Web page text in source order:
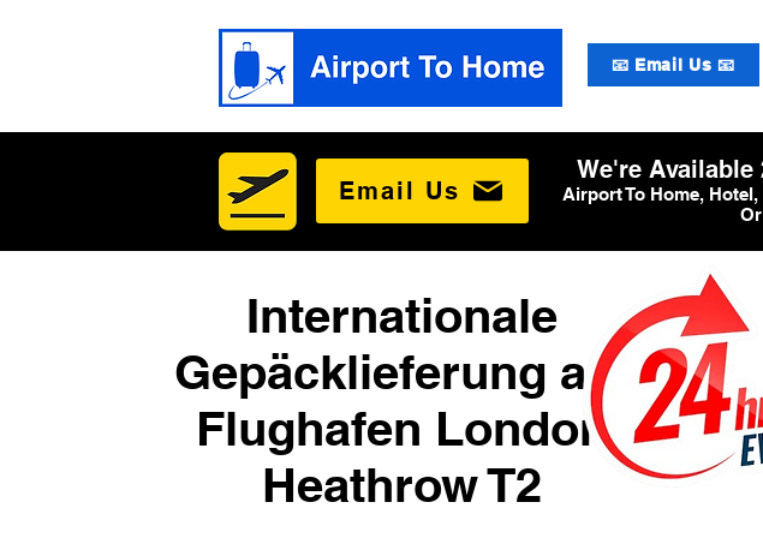
📧 Email Us 📧
Email Us
We're Available
Airport To Home,
Internationale
Gepäcklieferung am
Flughafen London
Heathrow T2